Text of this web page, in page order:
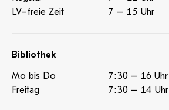
LV-freie Zeit
7 – 15 Uhr
Bibliothek
Mo bis Do
7:30 – 16 Uhr
Freitag
7:30 – 14 Uhr